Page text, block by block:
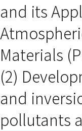
and its
Materials
(2)
and
pollutants